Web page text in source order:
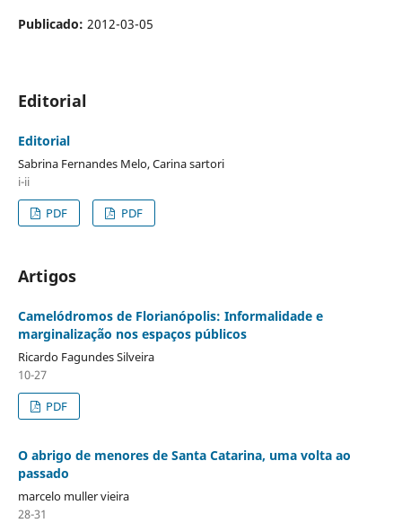
Publicado: 2012-03-05
Editorial
Editorial
Sabrina Fernandes Melo, Carina sartori
i-ii
PDF
PDF
Artigos
Camelódromos de Florianópolis: Informalidade e
marginalização nos espaços públicos
Ricardo Fagundes Silveira
10-27
PDF
O abrigo de menores de Santa Catarina, uma volta ao
passado
marcelo muller vieira
28-31